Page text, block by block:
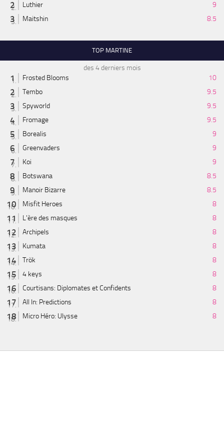
Luthier
9
Maitshin
8.5
TOP MARTINE
des 4 derniers mois
Frosted Blooms
10
Tembo
9.5
Spyworld
9.5
Fromage
9.5
Borealis
9
Greenvaders
9
Koi
9
Botswana
8.5
Manoir Bizarre
8.5
Misfit Heroes
8
L'ère des masques
8
Archipels
8
Kumata
8
Trök
8
4 keys
8
Courtisans: Diplomates et Confidents
8
All In: Predictions
8
Micro Héro: Ulysse
8